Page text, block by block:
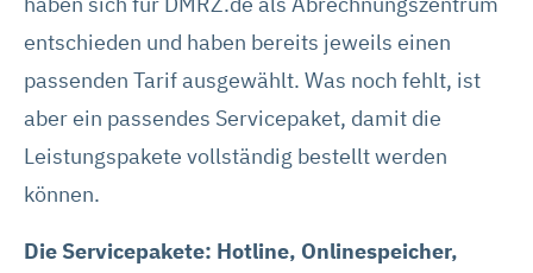
entschieden und haben bereits jeweils einen
passenden Tarif ausgewählt. Was noch fehlt, ist
aber ein passendes Servicepaket, damit die
Leistungspakete vollständig bestellt werden
können.
Die Servicepakete: Hotline, Onlinespeicher,